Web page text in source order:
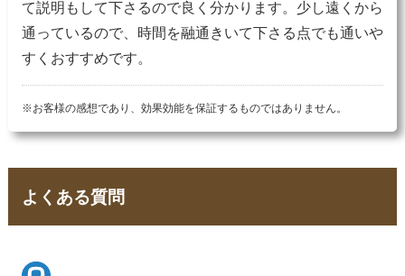
て説明もして下さるので良く分かります。少し遠くから
通っているので、時間を融通きいて下さる点でも通いや
すくおすすめです。
※お客様の感想であり、効果効能を保証するものではありません。
よくある質問